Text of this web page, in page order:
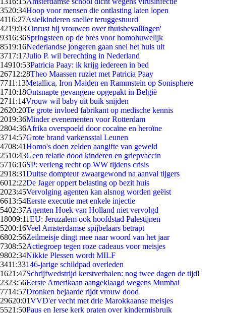
3520:34Hoop voor mensen die ontlasting laten lopen
4116:27Asielkinderen sneller teruggestuurd
4219:03'Onrust bij vrouwen over thuisbevallingen'
9316:36Springsteen op de bres voor homohuwelijk
8519:16Nederlandse jongeren gaan snel het huis uit
3717:17Julio P. wil berechting in Nederland
14910:53Patricia Paay: ik krijg iedereen in bed
26712:28Theo Maassen ruziet met Patricia Paay
7711:13Metallica, Iron Maiden en Rammstein op Sonisphere
1710:18Ontsnapte gevangene opgepakt in België
2711:14Vrouw wil baby uit buik snijden
2620:20Te grote invloed fabrikant op medische kennis
2019:36Minder evenementen voor Rotterdam
2804:36Afrika overspoeld door cocaïne en heroïne
3714:57Grote brand varkensstal Leunen
4708:41Homo's doen zelden aangifte van geweld
2510:43Geen relatie dood kinderen en griepvaccin
5716:16SP: verleng recht op WW tijdens crisis
2918:31Duitse dompteur zwaargewond na aanval tijgers
6012:22De Jager oppert belasting op bezit huis
2023:45Vervolging agenten kan alsnog worden geëist
6613:54Eerste executie met enkele injectie
5402:37Agenten Hoek van Holland niet vervolgd
18009:11EU: Jeruzalem ook hoofdstad Palestijnen
5200:16Veel Amsterdamse spijbelaars betrapt
6802:56Zeilmeisje dingt mee naar woord van het jaar
7308:52Actiegroep tegen roze cadeaus voor meisjes
9802:34Nikkie Plessen wordt MILF
3411:33146-jarige schildpad overleden
1621:47Schrijfwedstrijd kerstverhalen: nog twee dagen de tijd!
2323:56Eerste Amerikaan aangeklaagd wegens Mumbai
7714:57Dronken bejaarde rijdt vrouw dood
29620:01VVD'er vecht met drie Marokkaanse meisjes
5521:50Paus en Ierse kerk praten over kindermisbruik